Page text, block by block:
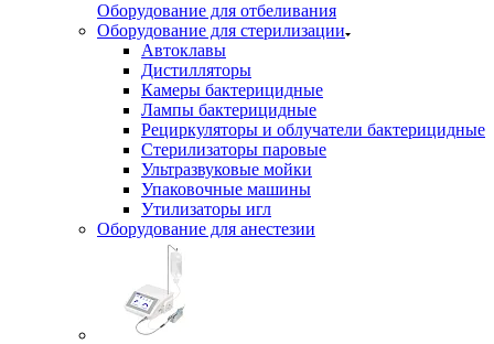
Оборудование для отбеливания
Оборудование для стерилизации
Автоклавы
Дистилляторы
Камеры бактерицидные
Лампы бактерицидные
Рециркуляторы и облучатели бактерицидные
Стерилизаторы паровые
Ультразвуковые мойки
Упаковочные машины
Утилизаторы игл
Оборудование для анестезии